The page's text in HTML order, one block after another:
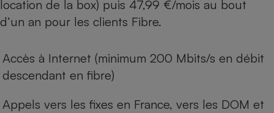
location de la box) puis 47,99 €/mois au bout
d’un an pour les clients Fibre.
Accès à Internet (minimum 200 Mbits/s en débit
descendant en fibre)
Appels vers les fixes en France, vers les DOM et